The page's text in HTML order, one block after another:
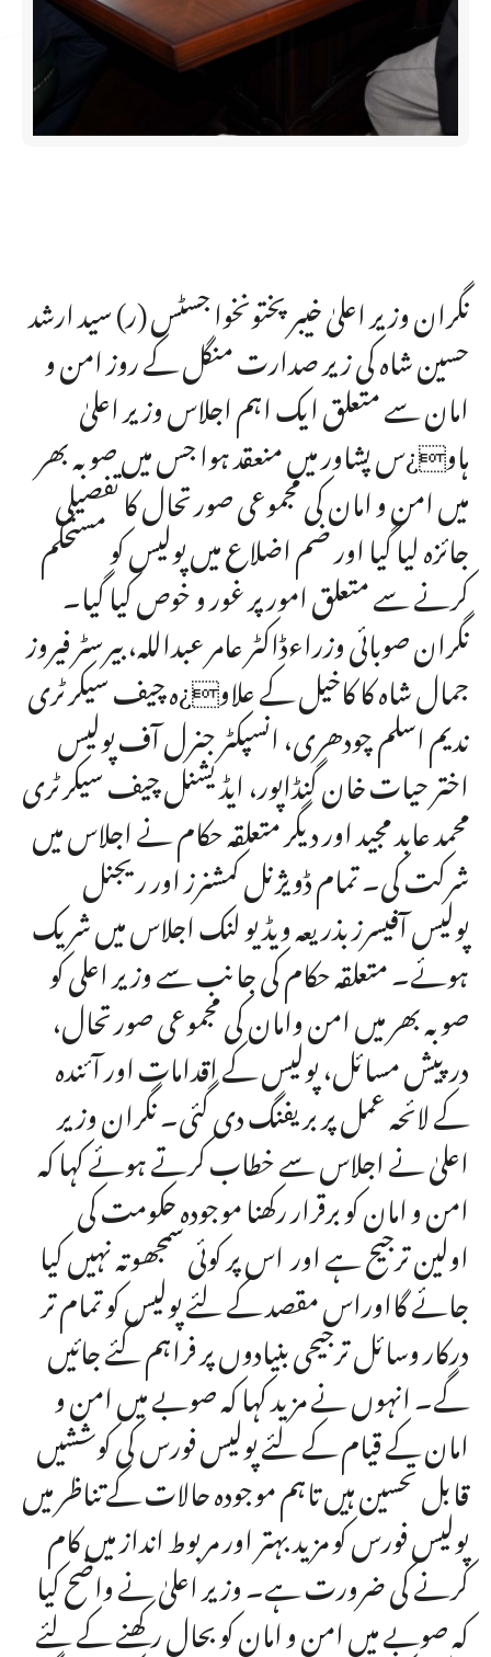
نگران وزیر اعلیٰ خیبر پختونخوا جسٹس (ر) سید ارشد
حسین شاہ کی زیر صدارت منگل کے روز امن و
امان سے متعلق ایک اہم اجلاس وزیر اعلیٰ
ہاو¿س پشاور میں منعقد ہوا جس میں صوبہ بھر
میں امن و امان کی مجموعی صورتحال کا تفصیلی
جائزہ لیا گیا اور ضم اضلاع میں پولیس کو مستحکم
کرنے سے متعلق امور پر غور و خوص کیا گیا۔
نگران صوبائی وزراءڈاکٹر عامر عبداللہ، بیرسٹر فیروز
جمال شاہ کا کاخیل کے علاو¿ہ چیف سیکرٹری
ندیم اسلم چودھری، انسپکٹر جنرل آف پولیس
اختر حیات خان گنڈاپور، ایڈیشنل چیف سیکرٹری
محمد عابد مجید اور دیگر متعلقہ حکام نے اجلاس میں
شرکت کی۔ تمام ڈویژنل کمشنرز اور ریجنل
پولیس آفیسرز بذریعہ ویڈیو لنک اجلاس میں شریک
ہوئے۔ متعلقہ حکام کی جانب سے وزیر اعلی کو
صوبہ بھر میں امن وامان کی مجموعی صورتحال،
درپیش مسائل، پولیس کے اقدامات اور آئندہ
کے لائحہ عمل پر بریفنگ دی گئی۔ نگران وزیر
اعلیٰ نے اجلاس سے خطاب کرتے ہوئے کہا کہ
امن و امان کو برقرار رکھنا موجودہ حکومت کی
اولین ترجیح ہے اور اس پر کوئی سمجھوتہ نہیں کیا
جائے گااوراس مقصد کے لئے پولیس کو تمام تر
درکار وسائل ترجیحی بنیادوں پر فراہم کئے جائیں
گے۔ انہوں نے مزید کہا کہ صوبے میں امن و
امان کے قیام کے لئے پولیس فورس کی کوششیں
قابل تحسین ہیں تاہم موجودہ حالات کے تناظر میں
پولیس فورس کو مزید بہتر اور مربوط انداز میں کام
کرنے کی ضرورت ہے۔ وزیر اعلیٰ نے واضح کیا
کہ صوبے میں امن و امان کو بحال رکھنے کے لئے